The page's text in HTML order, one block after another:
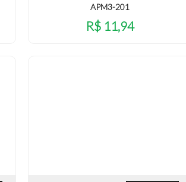
APM3-201
R$ 11,94